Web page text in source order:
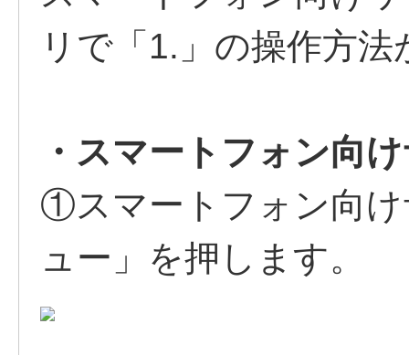
リで「1.」の操作方
・スマートフォン向
①スマートフォン向
ュー」を押します。